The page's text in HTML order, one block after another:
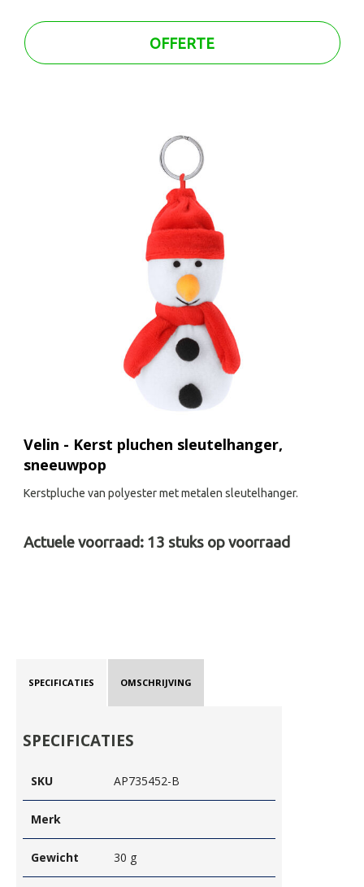
OFFERTE
Velin - Kerst pluchen sleutelhanger,
sneeuwpop
Kerstpluche van polyester met metalen sleutelhanger.
Actuele voorraad: 13 stuks op voorraad
SPECIFICATIES OMSCHRIJVING
SPECIFICATIES
SKU AP735452-B
Merk
Gewicht 30 g